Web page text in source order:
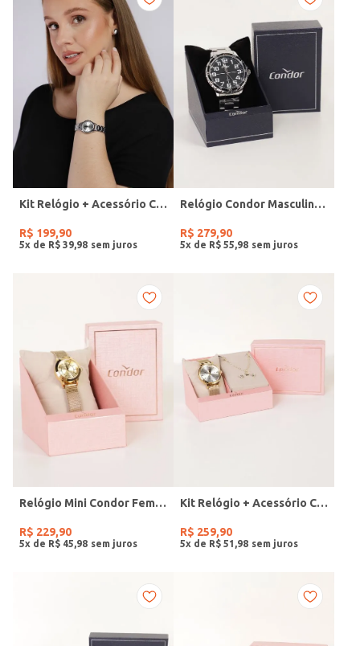
Kit Relógio + Acessório Condor Feminino PRATA
R$ 199,90
5x de R$ 39 98
Relógio Condor Masculino PRATA
R$ 279,90
5x de R$ 55 98
Relógio Mini Condor Feminino DOURADO
R$ 229,90
5x de R$ 45 98
Kit Relógio + Acessório Condor Feminino DOURADO
R$ 259,90
5x de R$ 51 98